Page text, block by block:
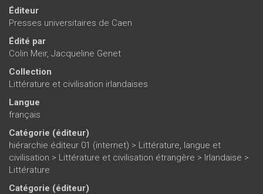
Éditeur
Presses universitaires de Caen
Édité par
Colin Meir, Jacqueline Genet
Collection
Littérature et civilisation irlandaises
Langue
français
Catégorie (éditeur)
hiérarchie éditeur 01 (internet) > Littérature, langue et
civilisation > Littérature et civilisation étrangère > Irlandaise >
Littérature
Catégorie (éditeur)